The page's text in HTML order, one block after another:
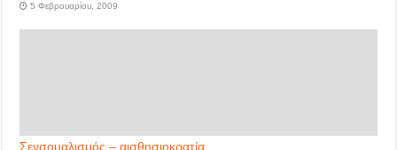
5 Φεβρουαρίου, 2009
Σενσουαλισμός – αισθησιοκρατία